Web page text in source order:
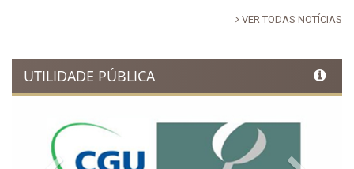
VER TODAS NOTÍCIAS
UTILIDADE PÚBLICA